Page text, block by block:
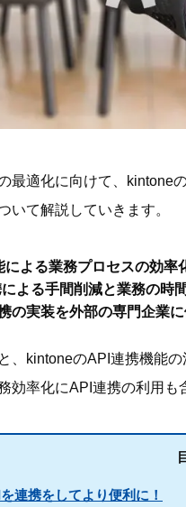
最適化に向けて、kintone
いて解説していきます。
よる業務プロセスの効率
よる手間削減と業務の時
の実装を外部の専門企業
、kintoneのAPI連携機能
効率化にAPI連携の利用も
連携をしてより便利に！